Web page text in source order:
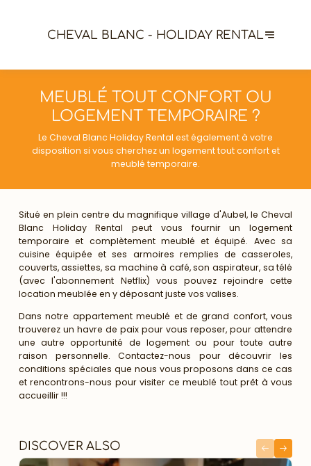
CHEVAL BLANC - HOLIDAY RENTAL
MEUBLÉ TOUT CONFORT OU
LOGEMENT TEMPORAIRE ?
Le Cheval Blanc Holiday Rental est également à votre
disposition si vous cherchez un logement tout confort et
meublé temporaire.
Situé en plein centre du magnifique village d'Aubel, le Cheval
Blanc Holiday Rental peut vous fournir un logement
temporaire et complètement meublé et équipé. Avec sa
cuisine équipée et ses armoires remplies de casseroles,
couverts, assiettes, sa machine à café, son aspirateur, sa télé
(avec l'abonnement Netflix) vous pouvez rejoindre cette
location meublée en y déposant juste vos valises.
Dans notre appartement meublé et de grand confort, vous
trouverez un havre de paix pour vous reposer, pour attendre
une autre opportunité de logement ou pour toute autre
raison personnelle. Contactez-nous pour découvrir les
conditions spéciales que nous vous proposons dans ce cas
et rencontrons-nous pour visiter ce meublé tout prêt à vous
accueillir !!!
DISCOVER ALSO